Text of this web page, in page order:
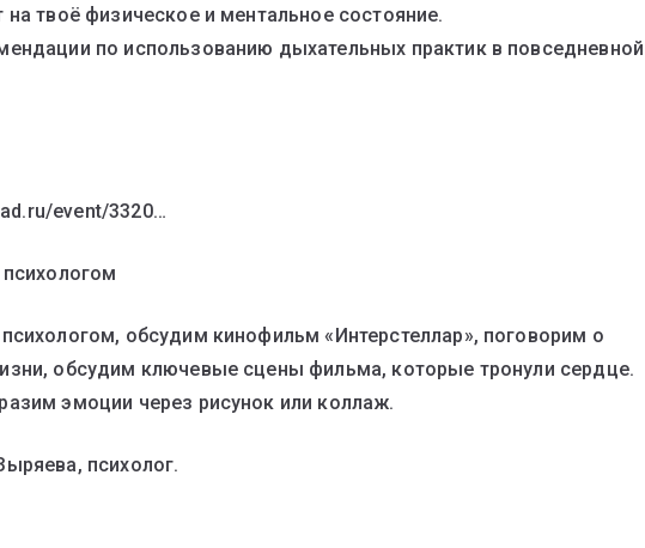
твоё физическое и ментальное состояние.
по использованию дыхательных практик в повседневной
event/3320…
обсудим кинофильм «Интерстеллар», поговорим о
обсудим ключевые сцены фильма, которые тронули сердце.
эмоции через рисунок или коллаж.
психолог.